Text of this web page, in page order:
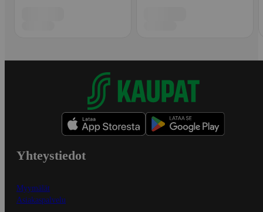
Yhteystiedot
Myymälät
Asiakaspalvelu